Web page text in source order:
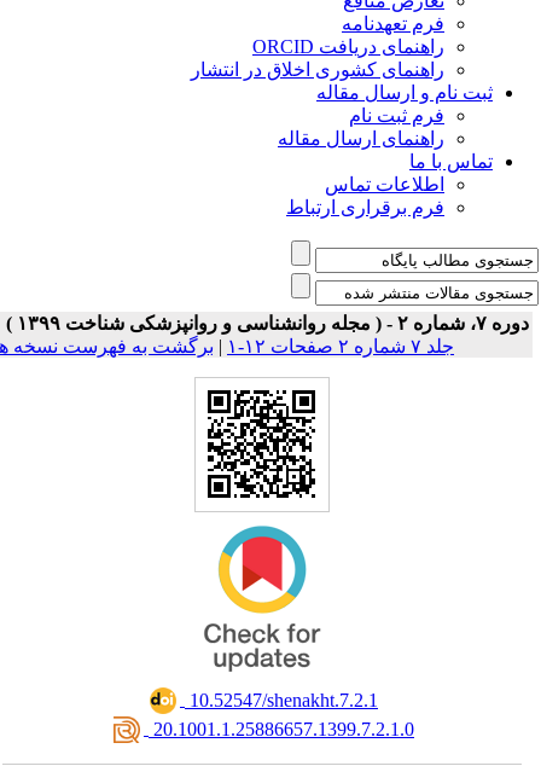
فرم تعهدنامه
راهنمای دریافت ORCID
راهنمای کشوری اخلاق در انتشار
ثبت نام و ارسال مقاله
فرم ثبت نام
راهنمای ارسال مقاله
تماس با ما
اطلاعات تماس
فرم برقراری ارتباط
شماره ۲ - ( مجله روانشناسی و روانپزشکی شناخت ۱۳۹۹ )
جلد ۷ شماره ۲ صفحات ۱۲-۱
| برگشت به فهرست نسخه ها
‎ 10.52547/shenakht.7.2.1
‎ 20.1001.1.25886657.1399.7.2.1.0